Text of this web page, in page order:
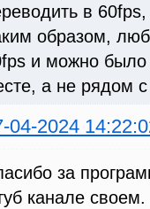
в
образом,
и можно было
а не рядом
04-2024
за
канале своем.